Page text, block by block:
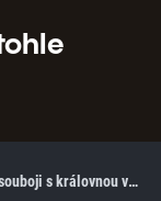
Lucie v souboji s královnou vyhrála 60 tisíc